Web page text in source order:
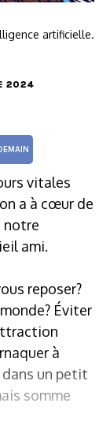
artificielle.
2024
vitales
a à cœur de
notre
ami.
reposer?
Éviter
à
dans un petit
somme